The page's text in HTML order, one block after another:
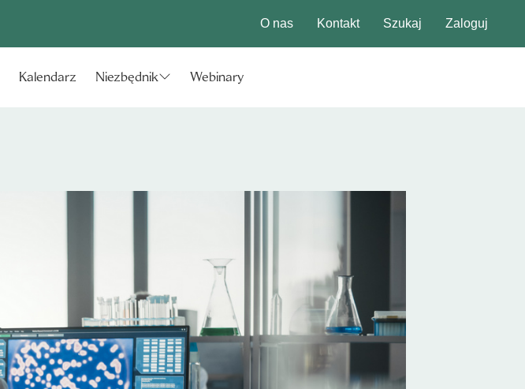
O nas Kontakt Szukaj Zaloguj
Kalendarz Niezbędnik Webinary